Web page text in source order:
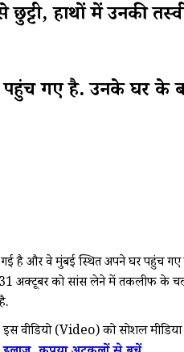
हाथों में उनकी
पहुंच गए है. उनके घर
है और वे मुंबई स्थित अपने घर पहुंच
31 अक्टूबर को सांस लेने में तकलीफ के
इस वीडियो (Video) को सोशल